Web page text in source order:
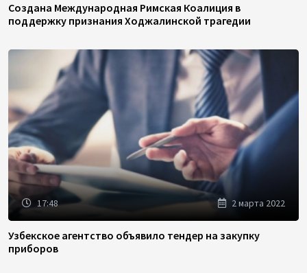
Создана Международная Римская Коалиция в
поддержку признания Ходжалинской трагедии
17:48 2 марта 2022
Узбекское агентство объявило тендер на закупку
приборов